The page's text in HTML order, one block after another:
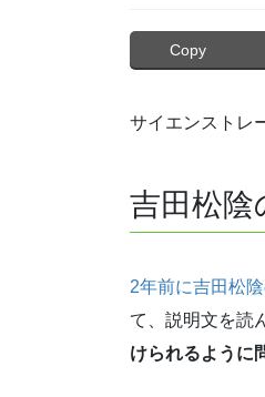
Copy
サイエンストレ
吉田松陰
2年前に吉田松
て、説明文を読
けられるように